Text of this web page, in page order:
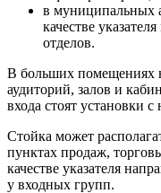
в муниципальных
качестве
отделов.
В больших помещениях
аудиторий, залов и
входа стоят установки
Стойка может
пунктах продаж,
качестве указателя
у входных групп.